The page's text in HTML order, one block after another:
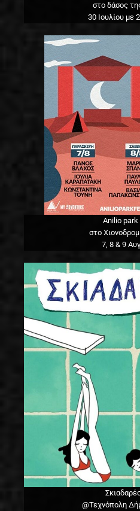
στο δάσος
30 Ιουλίου με
Anilio park
στο
7, 8 & 9
@Τεχνόπολη